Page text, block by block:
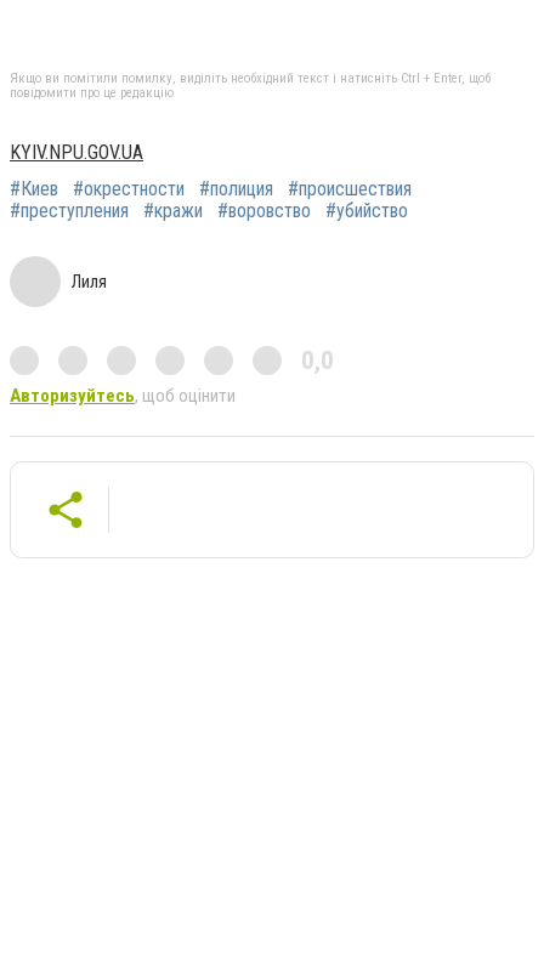
Якщо ви помітили помилку, виділіть необхідний текст і натисніть Ctrl + Enter, щоб
повідомити про це редакцію
KYIV.NPU.GOV.UA
#Киев
#окрестности #полиция
#происшествия
#преступления
#кражи #воровство #убийство
Лиля
0,0
Авторизуйтесь, щоб оцінити